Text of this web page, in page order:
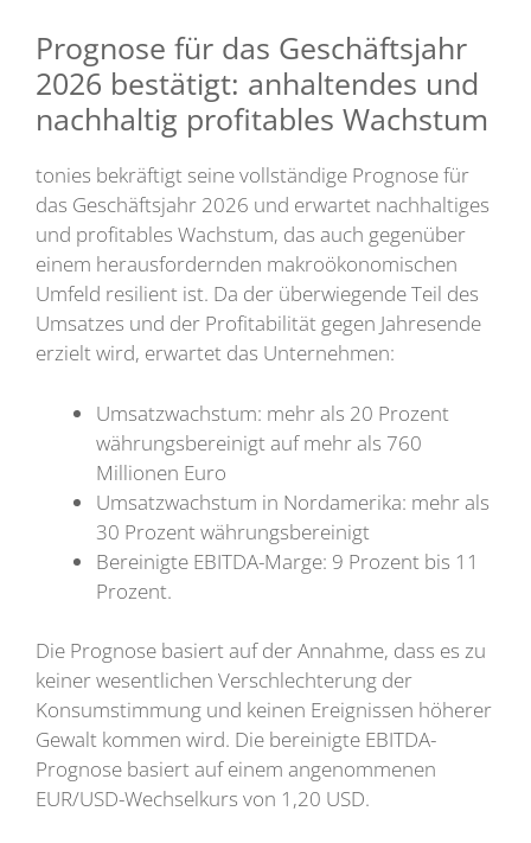
Prognose für das Geschäftsjahr
2026 bestätigt: anhaltendes und
nachhaltig profitables Wachstum
tonies bekräftigt seine vollständige Prognose für
das Geschäftsjahr 2026 und erwartet nachhaltiges
und profitables Wachstum, das auch gegenüber
einem herausfordernden makroökonomischen
Umfeld resilient ist. Da der überwiegende Teil des
Umsatzes und der Profitabilität gegen Jahresende
erzielt wird, erwartet das Unternehmen:
Umsatzwachstum: mehr als 20 Prozent
währungsbereinigt auf mehr als 760
Millionen Euro
Umsatzwachstum in Nordamerika: mehr als
30 Prozent währungsbereinigt
Bereinigte EBITDA-Marge: 9 Prozent bis 11
Prozent.
Die Prognose basiert auf der Annahme, dass es zu
keiner wesentlichen Verschlechterung der
Konsumstimmung und keinen Ereignissen höherer
Gewalt kommen wird. Die bereinigte EBITDA-
Prognose basiert auf einem angenommenen
EUR/USD-Wechselkurs von 1,20 USD.